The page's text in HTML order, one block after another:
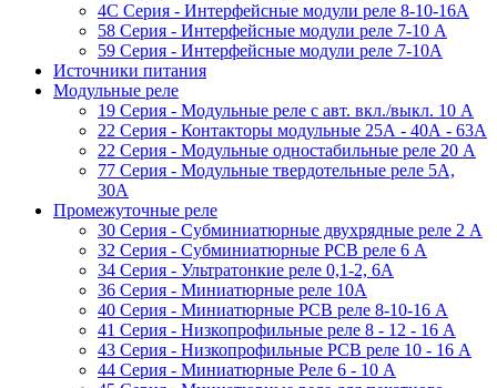
4C Серия - Интерфейсные модули реле 8-10-16А
58 Серия - Интерфейсные модули реле 7-10 A
59 Серия - Интерфейсные модули реле 7-10А
Источники питания
Модульные реле
19 Cерия - Модульные реле с авт. вкл./выкл. 10 A
22 Серия - Контакторы модульные 25А - 40А - 63А
22 Серия - Модульные одностабильные реле 20 A
77 Серия - Модульные твердотельные реле 5А,
30А
Промежуточные реле
30 Серия - Субминиатюрные двухрядные реле 2 A
32 Серия - Субминиатюрные PCB реле 6 A
34 Серия - Ультратонкие реле 0,1-2, 6A
36 Серия - Миниатюрные реле 10А
40 Серия - Миниатюрные PCB реле 8-10-16 A
41 Серия - Низкопрофильные реле 8 - 12 - 16 A
43 Серия - Низкопрофильные PCB реле 10 - 16 A
44 Серия - Миниатюрные Реле 6 - 10 A